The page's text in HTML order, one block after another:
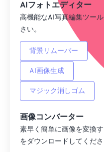
AIフォトエディター
高機能なAI写真編集ツー
さい。
背景リムーバー
AI画像生成
マジック消しゴム
画像コンバーター
素早く簡単に画像を変換
をダウンロードしてくださ